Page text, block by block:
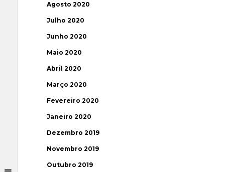
Agosto 2020
Julho 2020
Junho 2020
Maio 2020
Abril 2020
Março 2020
Fevereiro 2020
Janeiro 2020
Dezembro 2019
Novembro 2019
Outubro 2019